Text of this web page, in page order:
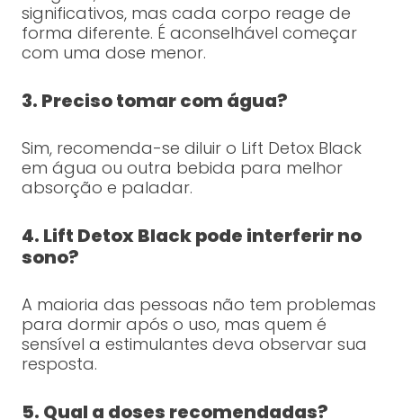
significativos, mas cada corpo reage de
forma diferente. É aconselhável começar
com uma dose menor.
3. Preciso tomar com água?
Sim, recomenda-se diluir o Lift Detox Black
em água ou outra bebida para melhor
absorção e paladar.
4. Lift Detox Black pode interferir no
sono?
A maioria das pessoas não tem problemas
para dormir após o uso, mas quem é
sensível a estimulantes deva observar sua
resposta.
5. Qual a doses recomendadas?